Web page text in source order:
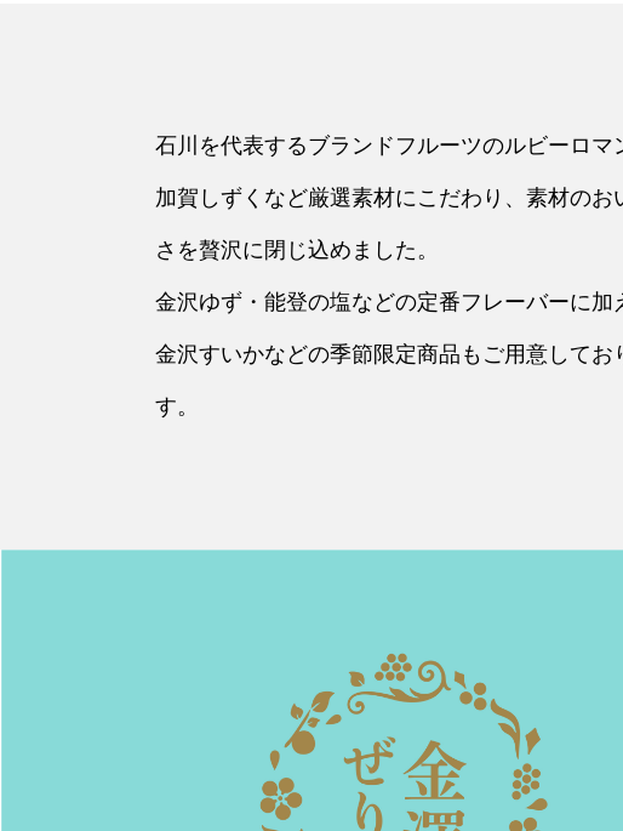
石川を代表するブランドフルーツのルビーロマ
加賀しずくなど厳選素材にこだわり、素材のお
さを贅沢に閉じ込めました。
金沢ゆず・能登の塩などの定番フレーバーに加
金沢すいかなどの季節限定商品もご用意してお
す。